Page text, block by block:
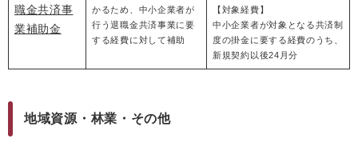
職金共済事
業補助金
かるため、中小企業者が
行う退職金共済事業に要
する経費に対して補助
【対象経費】
中小企業者が対象となる共済制
度の掛金に要する経費のうち、
新規契約以後24月分
地域資源・林業・その他